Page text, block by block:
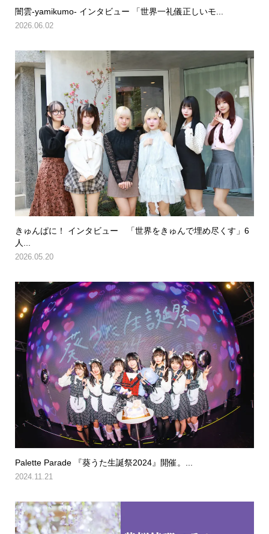
闇雲-yamikumo- インタビュー 「世界一礼儀正しいモ...
2026.06.02
きゅんぱに！ インタビュー 「世界をきゅんで埋め尽くす」6
人...
2026.05.20
Palette Parade 『葵うた生誕祭2024』開催。...
2024.11.21